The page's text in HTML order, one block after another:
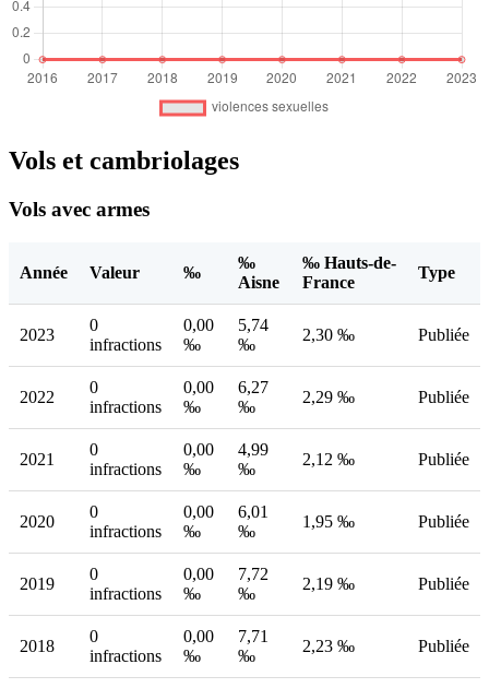
Vols et cambriolages
Vols avec armes
Année Valeur ‰
‰
Aisne
‰ Hauts-de-
France
Type
2023
0
infractions
0,00
‰
5,74
‰
2,30 ‰ Publiée
2022
0
infractions
0,00
‰
6,27
‰
2,29 ‰ Publiée
2021
0
infractions
0,00
‰
4,99
‰
2,12 ‰ Publiée
2020
0
infractions
0,00
‰
6,01
‰
1,95 ‰ Publiée
2019
0
infractions
0,00
‰
7,72
‰
2,19 ‰ Publiée
2018
0
infractions
0,00
‰
7,71
‰
2,23 ‰ Publiée